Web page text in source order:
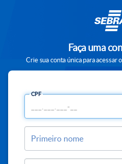
Faça uma
Crie sua conta única para acessar
CPF
Primeiro nome